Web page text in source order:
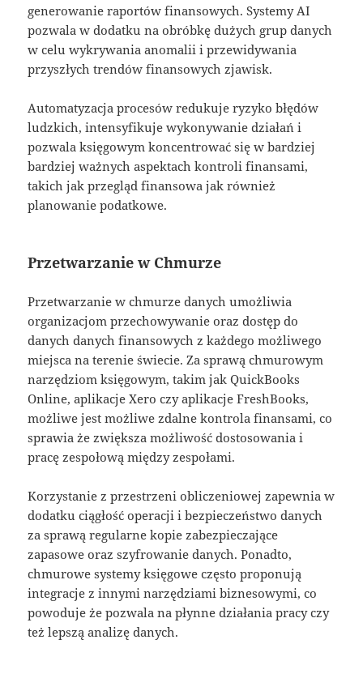
generowanie raportów finansowych. Systemy AI
pozwala w dodatku na obróbkę dużych grup danych
w celu wykrywania anomalii i przewidywania
przyszłych trendów finansowych zjawisk.
Automatyzacja procesów redukuje ryzyko błędów
ludzkich, intensyfikuje wykonywanie działań i
pozwala księgowym koncentrować się w bardziej
bardziej ważnych aspektach kontroli finansami,
takich jak przegląd finansowa jak również
planowanie podatkowe.
Przetwarzanie w Chmurze
Przetwarzanie w chmurze danych umożliwia
organizacjom przechowywanie oraz dostęp do
danych danych finansowych z każdego możliwego
miejsca na terenie świecie. Za sprawą chmurowym
narzędziom księgowym, takim jak QuickBooks
Online, aplikacje Xero czy aplikacje FreshBooks,
możliwe jest możliwe zdalne kontrola finansami, co
sprawia że zwiększa możliwość dostosowania i
pracę zespołową między zespołami.
Korzystanie z przestrzeni obliczeniowej zapewnia w
dodatku ciągłość operacji i bezpieczeństwo danych
za sprawą regularne kopie zabezpieczające
zapasowe oraz szyfrowanie danych. Ponadto,
chmurowe systemy księgowe często proponują
integracje z innymi narzędziami biznesowymi, co
powoduje że pozwala na płynne działania pracy czy
też lepszą analizę danych.